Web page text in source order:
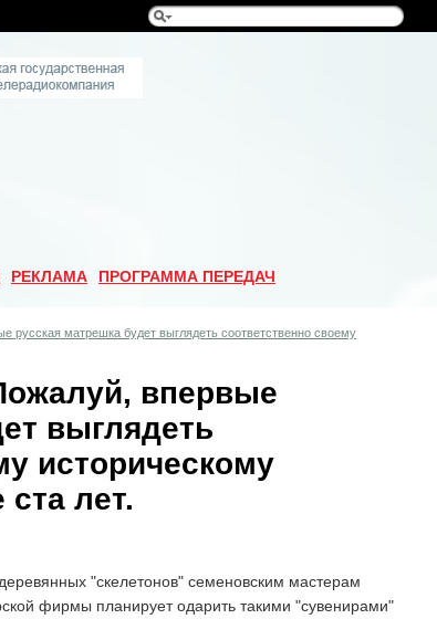
РЕКЛАМА ПРОГРАММА ПЕРЕДАЧ
русская матрешка будет выглядеть соответственно своему
впервые
выглядеть
историческому
ста лет.
"скелетонов" семеновским мастерам
фирмы планирует одарить такими "сувенирами"